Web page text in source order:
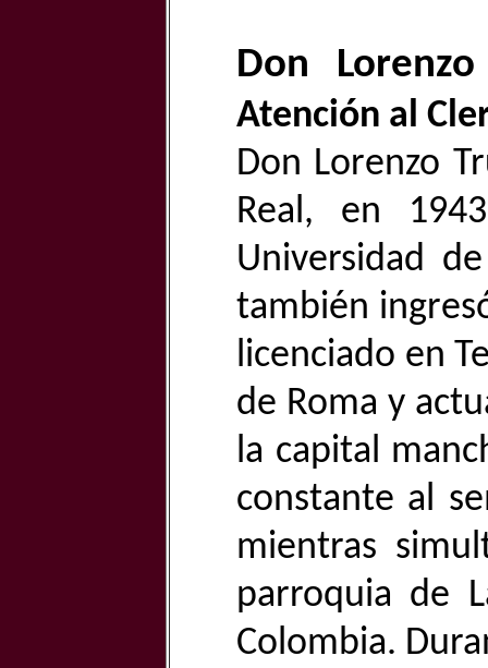
Don
Atención al
Don Lorenzo
Real, en
Universidad
también
licenciado en
de Roma y
la capital
constante al
mientras
parroquia de
Colombia.